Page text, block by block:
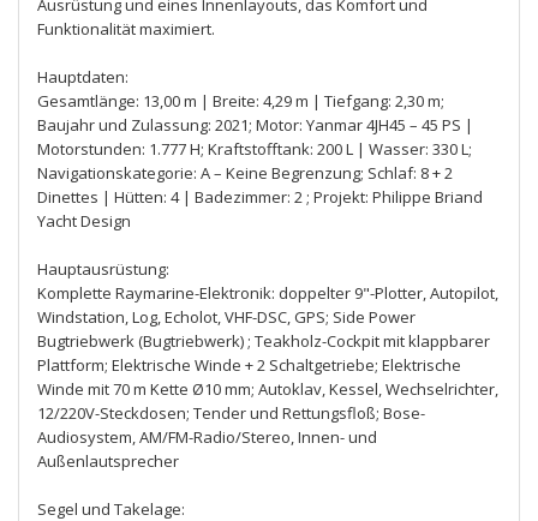
Ausrüstung und eines Innenlayouts, das Komfort und
Funktionalität maximiert.
Hauptdaten:
Gesamtlänge: 13,00 m | Breite: 4,29 m | Tiefgang: 2,30 m;
Baujahr und Zulassung: 2021; Motor: Yanmar 4JH45 – 45 PS |
Motorstunden: 1.777 H; Kraftstofftank: 200 L | Wasser: 330 L;
Navigationskategorie: A – Keine Begrenzung; Schlaf: 8 + 2
Dinettes | Hütten: 4 | Badezimmer: 2 ; Projekt: Philippe Briand
Yacht Design
Hauptausrüstung:
Komplette Raymarine-Elektronik: doppelter 9"-Plotter, Autopilot,
Windstation, Log, Echolot, VHF-DSC, GPS; Side Power
Bugtriebwerk (Bugtriebwerk) ; Teakholz-Cockpit mit klappbarer
Plattform; Elektrische Winde + 2 Schaltgetriebe; Elektrische
Winde mit 70 m Kette Ø10 mm; Autoklav, Kessel, Wechselrichter,
12/220V-Steckdosen; Tender und Rettungsfloß; Bose-
Audiosystem, AM/FM-Radio/Stereo, Innen- und
Außenlautsprecher
Segel und Takelage: